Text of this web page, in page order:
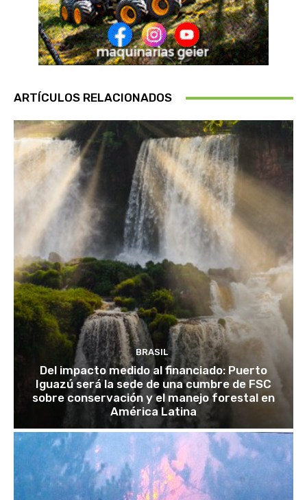
ARTÍCULOS RELACIONADOS
BRASIL
Del impacto medido al financiado: Puerto
Iguazú será la sede de una cumbre de FSC
sobre conservación y el manejo forestal en
América Latina